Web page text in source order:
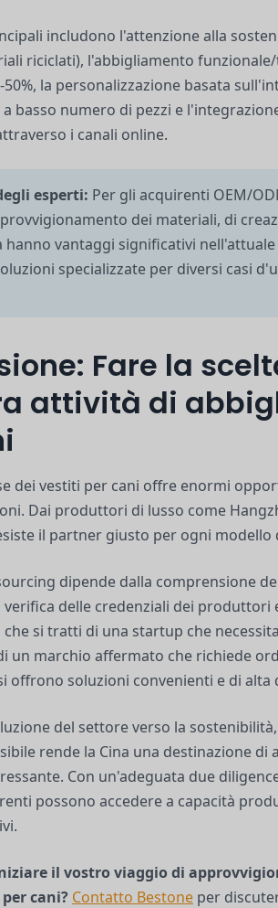
includono l'attenzione alla
riciclati), l'abbigliamento
50%, la personalizzazione basata
basso numero di pezzi e
i canali online.
esperti: Per gli acquirenti OEM/
dei materiali, di
hanno vantaggi significativi
specializzate per diversi casi
Fare la
attività di
dei vestiti per cani offre enormi
Dai produttori di lusso come
il partner giusto per ogni modello
dipende dalla comprensione
verifica delle credenziali dei produttori
che si tratti di una startup che
un marchio affermato che richiede
offrono soluzioni convenienti e di alta
del settore verso la
rende la Cina una destinazione di
Con un'adeguata due
possono accedere a capacità
il vostro viaggio di
cani? Contatto Bestone per